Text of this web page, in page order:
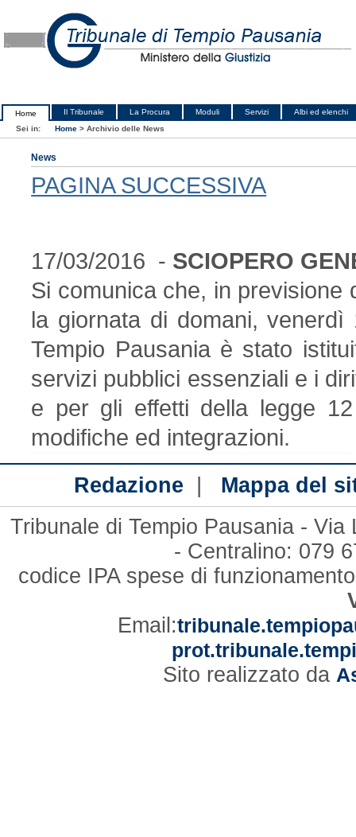
Home Il Tribunale La Procura Moduli Servizi
Albi ed elenchi
Sei in:
Home > Archivio delle News
News
PAGINA SUCCESSIVA
17/03/2016 - SCIOPERO
Si comunica che, in previsione
la giornata di domani,
Tempio Pausania è stato
servizi pubblici essenziali e i
e per gli effetti della legge
modifiche ed integrazioni.
Redazione
Mappa del
Tribunale di Tempio Pausania -
- Centralino: 079
codice IPA spese di
Email:
Sito realizzato da